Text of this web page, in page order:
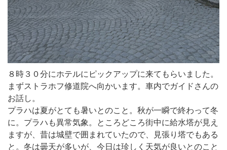
８時３０分にホテルにピックアップに来てもらいました。
まずストラホフ修道院へ向かいます。車内でガイドさんの
お話し。
プラハは夏がとても暑いとのこと。秋が一瞬で終わって冬
に。プラハも異常気象。ところどころ街中に給水塔が見え
ますが、昔は城壁で囲まれていたので、見張り塔でもある
と。冬は曇天が多いが、今日は珍しく天気が良いとのこと